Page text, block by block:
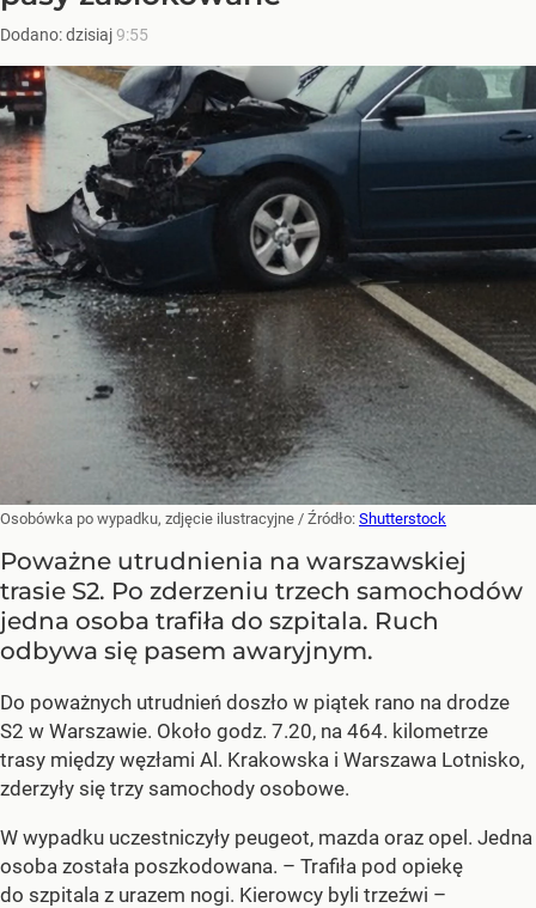
Dodano:dzisiaj9:55
Osobówka po wypadku, zdjęcie ilustracyjne / Źródło: Shutterstock
Poważne utrudnienia na warszawskiej
trasie S2. Po zderzeniu trzech samochodów
jedna osoba trafiła do szpitala. Ruch
odbywa się pasem awaryjnym.
Do poważnych utrudnień doszło w piątek rano na drodze
S2 w Warszawie. Około godz. 7.20, na 464. kilometrze
trasy między węzłami Al. Krakowska i Warszawa Lotnisko,
zderzyły się trzy samochody osobowe.
W wypadku uczestniczyły peugeot, mazda oraz opel. Jedna
osoba została poszkodowana. – Trafiła pod opiekę
do szpitala z urazem nogi. Kierowcy byli trzeźwi –